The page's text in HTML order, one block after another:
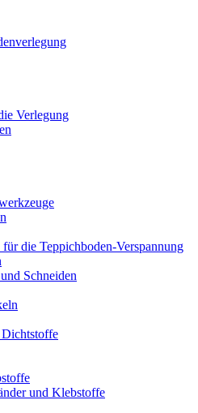
Verlegung
die Teppichboden-Verspannung
Schneiden
und Klebstoffe